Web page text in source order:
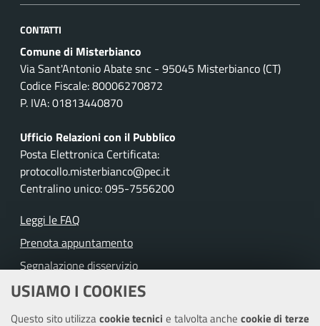
USIAMO I COOKIES
Questo sito utilizzacookie tecnicie talvolta anche cookie di terze
CONTATTI
Comune di Misterbianco
Via Sant'Antonio Abate snc - 95045 Misterbianco (CT)
Codice Fiscale: 80006270872
P. IVA: 01813440870
Ufficio Relazioni con il Pubblico
Posta Elettronica Certificata:
protocollo.misterbianco@pec.it
Centralino unico: 095-7556200
Leggi le FAQ
Prenota appuntamento
Segnalazione disservizio
Richiesta assistenza